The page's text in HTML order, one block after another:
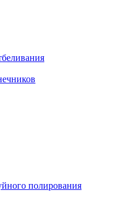
полирования